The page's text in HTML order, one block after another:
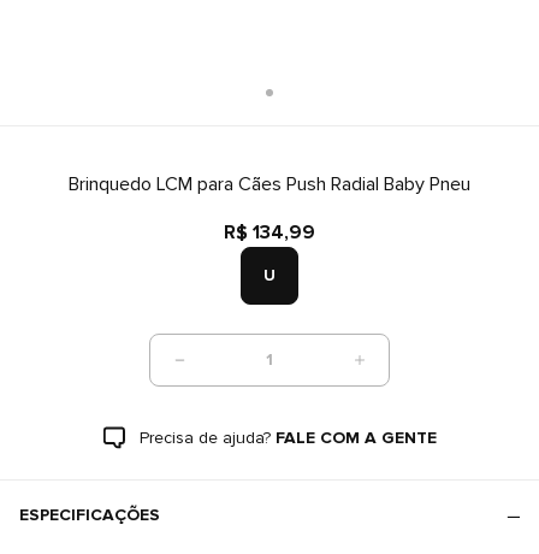
Brinquedo LCM para Cães Push Radial Baby Pneu
R$ 134,99
U
1
Precisa de ajuda? FALE COM A GENTE
ESPECIFICAÇÕES